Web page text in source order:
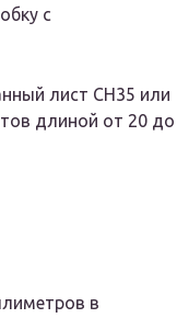
с
лист СН35 или
длиной от 20 до
в